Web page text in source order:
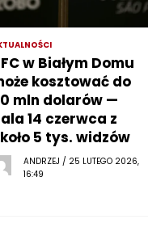
w Białym Domu
kosztować do
mln dolarów —
14 czerwca z
5 tys. widzów
ANDRZEJ / 25 LUTEGO 2026,
16:49